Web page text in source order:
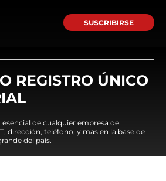
SUSCRIBIRSE
REGISTRO ÚNICO
de cualquier empresa de
dirección, teléfono, y mas en la base de
del país.